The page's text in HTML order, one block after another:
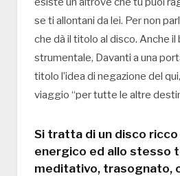
se ti allontani da lei. Per non
che dà il titolo al disco. Anche il
strumentale, Davanti a una
titolo l’idea di negazione del
viaggio “per tutte le altre
Si tratta di un disco
energico ed allo stesso
meditativo, trasognato,